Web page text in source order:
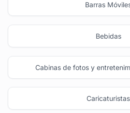
Barras
Bebidas
Cabinas de fotos y
Caricaturistas